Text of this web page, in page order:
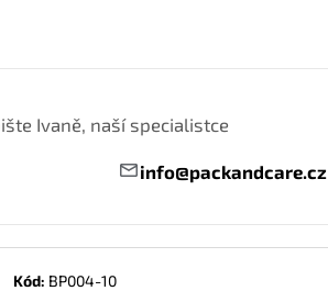
Ivaně, naší specialistce
info@packandcare.cz
Kód: BP004-10